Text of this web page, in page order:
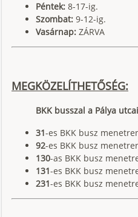
Péntek: 8-17-ig.
Szombat: 9-12-ig.
Vasárnap: ZÁRVA
MEGKÖZELÍTHETŐSÉG:
BKK busszal a Pálya
31-es BKK busz
92-es BKK busz
130-as BKK busz
131-es BKK busz
231-es BKK busz